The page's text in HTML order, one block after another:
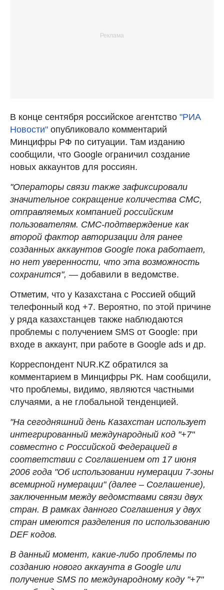
В конце сентября российское агентство "РИА
Новости" опубликовало комментарий
Минцифры РФ по ситуации. Там изданию
сообщили, что Google ограничил создание
новых аккаунтов для россиян.
"Операторы связи также зафиксировали
значительное сокращение количества СМС,
отправляемых компанией российским
пользователям. СМС-подтверждение как
второй фактор авторизации для ранее
созданных аккаунтов Google пока работает,
но нет уверенности, что эта возможность
сохранится", — добавили в ведомстве.
Отметим, что у Казахстана с Россией общий
телефонный код +7. Вероятно, по этой причине
у ряда казахстанцев также наблюдаются
проблемы с получением SMS от Google: при
входе в аккаунт, при работе в Google ads и др.
Корреспондент NUR.KZ обратился за
комментарием в Минцифры РК. Нам сообщили,
что проблемы, видимо, являются частными
случаями, а не глобальной тенденцией.
"На сегодняшний день Казахстан использует
интегрированный международный код "+7"
совместно с Российской Федерацией в
соответствии с Соглашением от 17 июня
2006 года "Об использовании нумерации 7-зоны
всемирной нумерации" (далее – Соглашение),
заключенным между ведомствами связи двух
стран. В рамках данного Соглашения у двух
стран имеются разделения по использованию
DEF кодов.
В данный момент, какие-либо проблемы по
созданию нового аккаунта в Google или
получение SMS по международному коду "+7"